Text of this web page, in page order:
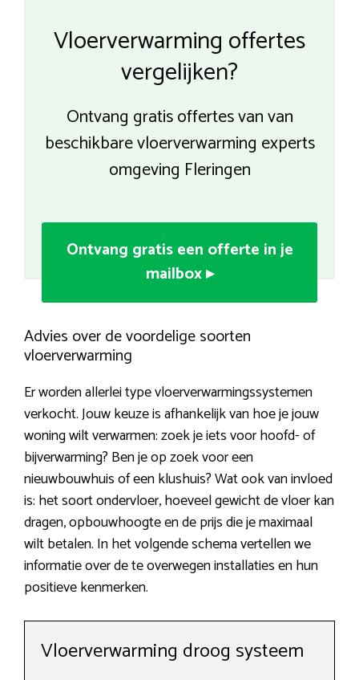
Vloerverwarming offertes
vergelijken?
Ontvang gratis offertes van van
beschikbare vloerverwarming experts
omgeving Fleringen
Ontvang gratis een offerte in je
mailbox ▸
Advies over de voordelige soorten
vloerverwarming
Er worden allerlei type vloerverwarmingssystemen
verkocht. Jouw keuze is afhankelijk van hoe je jouw
woning wilt verwarmen: zoek je iets voor hoofd- of
bijverwarming? Ben je op zoek voor een
nieuwbouwhuis of een klushuis? Wat ook van invloed
is: het soort ondervloer, hoeveel gewicht de vloer kan
dragen, opbouwhoogte en de prijs die je maximaal
wilt betalen. In het volgende schema vertellen we
informatie over de te overwegen installaties en hun
positieve kenmerken.
Vloerverwarming droog systeem